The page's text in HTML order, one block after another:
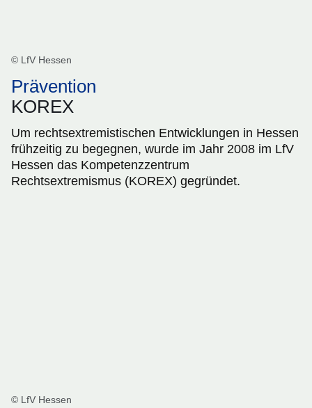
© LfV Hessen
Prävention
KOREX
Um rechtsextremistischen Entwicklungen in Hessen
frühzeitig zu begegnen, wurde im Jahr 2008 im LfV
Hessen das Kompetenzzentrum
Rechtsextremismus (KOREX) gegründet.
© LfV Hessen